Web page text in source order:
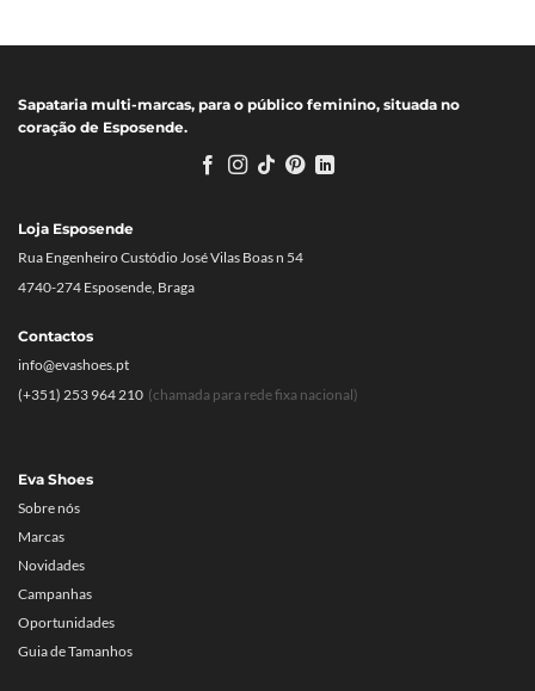
Sapataria multi-marcas, para o público feminino, situada no
coração de Esposende.
Eva Shoes
Sobre nós
Marcas
Novidades
Campanhas
Oportunidades
Guia de Tamanhos
Loja Esposende
Rua Engenheiro Custódio José Vilas Boas n 54
4740-274 Esposende, Braga
Contactos
info@evashoes.pt
(+351) 253 964 210 (chamada para rede fixa nacional)